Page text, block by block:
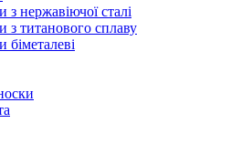
з нержавіючої сталі
з титанового сплаву
біметалеві